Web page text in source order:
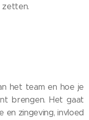
zetten.
het team en hoe je
brengen. Het gaat
en zingeving, invloed